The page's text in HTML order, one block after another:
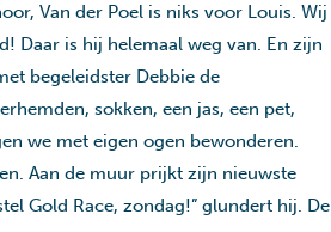
Van der Poel is niks voor Louis. Wij
Daar is hij helemaal weg van. En zijn
begeleidster Debbie de
sokken, een jas, een pet,
we met eigen ogen bewonderen.
Aan de muur prijkt zijn nieuwste
Gold Race, zondag!” glundert hij. De